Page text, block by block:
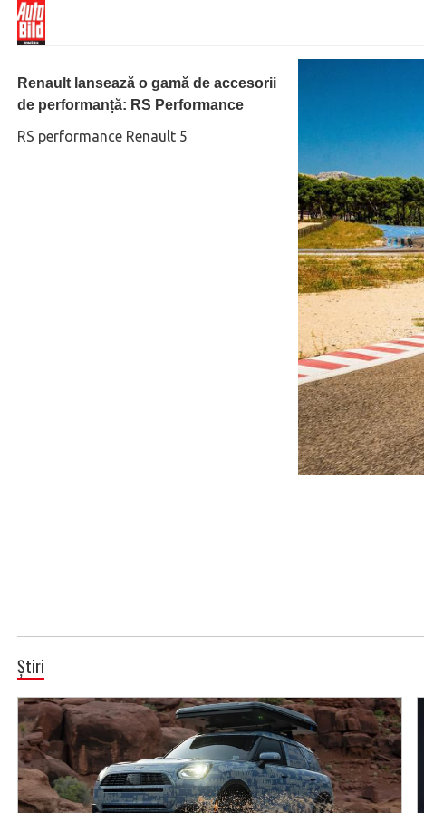
Renault lansează o gamă de accesorii
de performanță: RS Performance
RS performance Renault 5
Știri